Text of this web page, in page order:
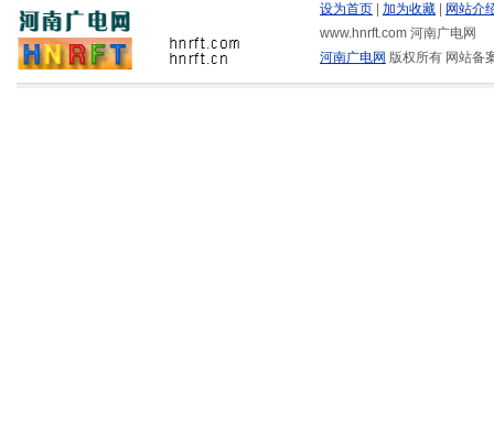
设为首页 加为收藏
网站介
www.hnrft.com 河南广电网
河南广电网 版权所有 网站备